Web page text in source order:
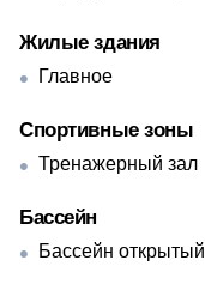
Жилые здания
Главное
Спортивные зоны
Тренажерный зал
Бассейн
Бассейн открытый